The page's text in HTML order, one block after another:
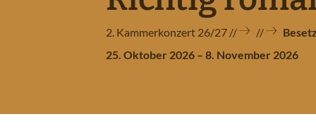
2. Kammerkonzert 26/27
25. Oktober 2026 – 8. November 2026